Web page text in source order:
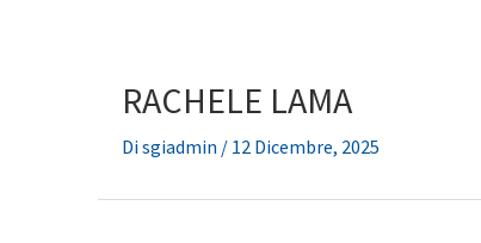
RACHELE LAMA
Disgiadmin / 12 Dicembre, 2025